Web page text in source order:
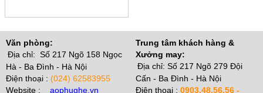
Văn phòng:
Địa chỉ: Số 217 Ngõ 158 Ngọc
Hà - Ba Đình - Hà Nội
Điện thoại : (024) 62583955
Website : aophughe.vn
Trung tâm khách hàng &
Xưởng may:
Địa chỉ: Số 217 Ngõ 279 Đội
Cấn - Ba Đình - Hà Nội
Điện thoại : 0903.48.56.56 -